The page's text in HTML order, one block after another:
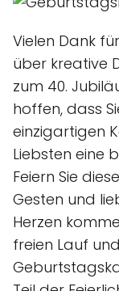
Vielen Dank
über kreative
zum 40.
hoffen, dass
einzigartigen
Liebsten eine
Feiern Sie
Gesten und
Herzen
freien Lauf